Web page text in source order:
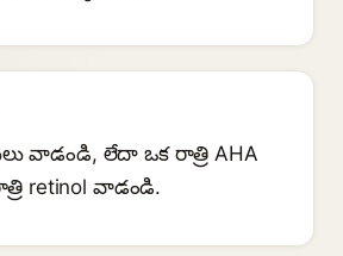
వాడండి, లేదా ఒక రాత్రి AHA
retinol వాడండి.